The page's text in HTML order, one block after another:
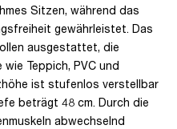
Sitzen, während das
gewährleistet. Das
ausgestattet, die
Teppich, PVC und
ist stufenlos verstellbar
beträgt 48 cm. Durch die
abwechselnd